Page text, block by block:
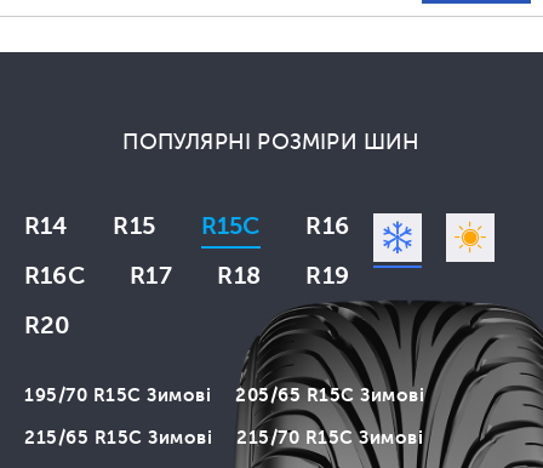
ПОПУЛЯРНІ РОЗМІРИ ШИН
R14 R15 R15C
R16
R16C
R17 R18
R19
R20
195/70 R15C Зимові
205/65 R15C Зимові
215/65 R15C Зимові
215/70 R15C Зимові